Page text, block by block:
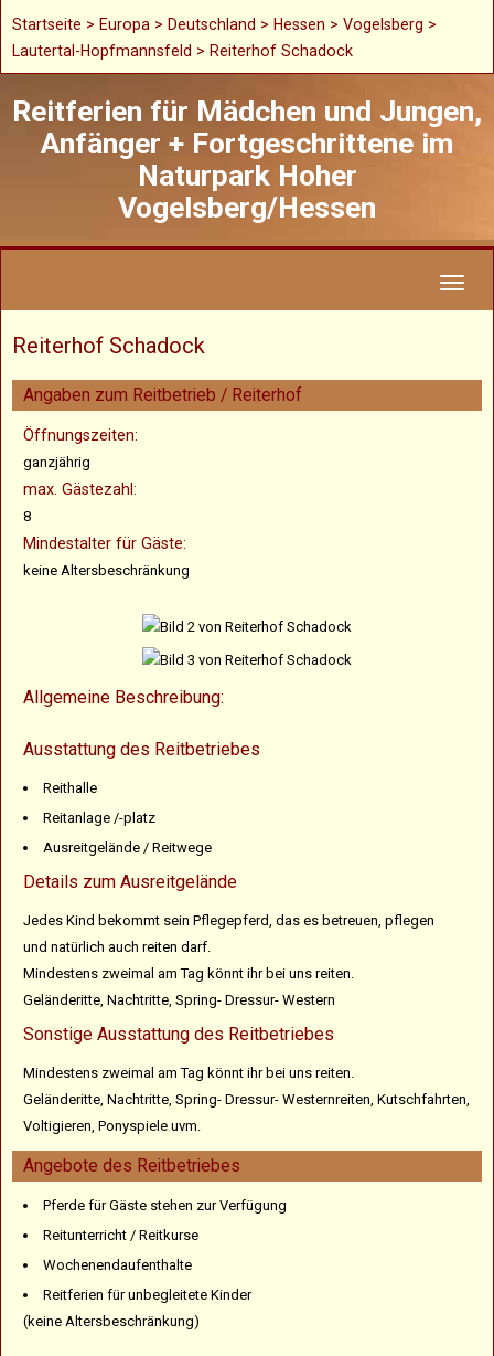
Startseite > Europa > Deutschland > Hessen > Vogelsberg >
Lautertal-Hopfmannsfeld > Reiterhof Schadock
Reitferien für Mädchen und Jungen,
Anfänger + Fortgeschrittene im
Naturpark Hoher
Vogelsberg/Hessen
Toggle
Reiterhof Schadock
Angaben zum Reitbetrieb / Reiterhof
Öffnungszeiten:
ganzjährig
max. Gästezahl:
8
Mindestalter für Gäste:
keine Altersbeschränkung
Allgemeine Beschreibung:
Ausstattung des Reitbetriebes
Reithalle
Reitanlage /-platz
Ausreitgelände / Reitwege
Details zum Ausreitgelände
Jedes Kind bekommt sein Pflegepferd, das es betreuen, pflegen
und natürlich auch reiten darf.
Mindestens zweimal am Tag könnt ihr bei uns reiten.
Geländeritte, Nachtritte, Spring- Dressur- Western
Sonstige Ausstattung des Reitbetriebes
Mindestens zweimal am Tag könnt ihr bei uns reiten.
Geländeritte, Nachtritte, Spring- Dressur- Westernreiten, Kutschfahrten,
Voltigieren, Ponyspiele uvm.
Angebote des Reitbetriebes
Pferde für Gäste stehen zur Verfügung
Reitunterricht / Reitkurse
Wochenendaufenthalte
Reitferien für unbegleitete Kinder
(keine Altersbeschränkung)